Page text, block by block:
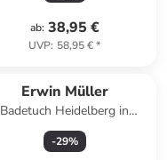
ab: 38,95 €
UVP: 58,95 €*
Erwin Müller
Badetuch Heidelberg in
hellgrau
-29%